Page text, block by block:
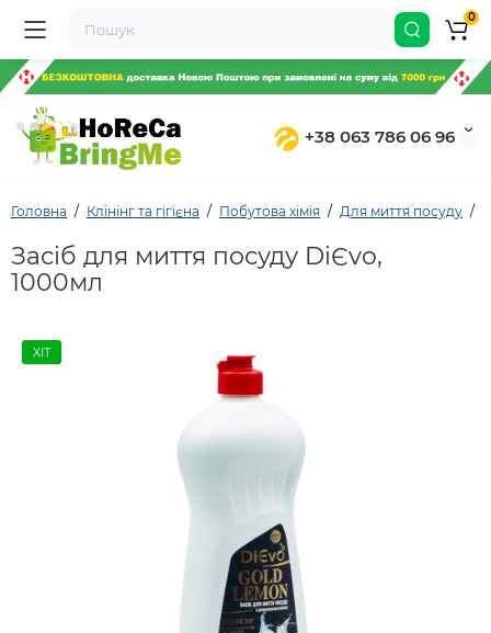
+38 063 786 06 96
0
Головна Клінінг та гігієна Побутова хімія Для миття посуду
Засіб для миття посуду DiЄvo,
1000мл
ХІТ